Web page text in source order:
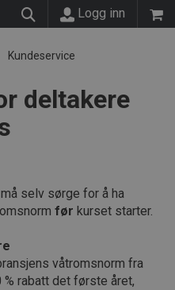
Logg inn
Kundeservice
deltakere
selv sørge for å ha
før kurset starter.
våtromsnorm fra
rabatt det første året,